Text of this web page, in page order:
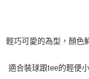
輕巧可愛的為型，顏色
適合裝球跟tee的輕便